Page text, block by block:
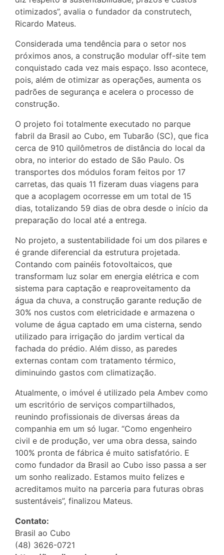
otimizados”, avalia o fundador da construtech,
Ricardo Mateus.
Considerada uma tendência para o setor nos
próximos anos, a construção modular off-site tem
conquistado cada vez mais espaço. Isso acontece,
pois, além de otimizar as operações, aumenta os
padrões de segurança e acelera o processo de
construção.
O projeto foi totalmente executado no parque
fabril da Brasil ao Cubo, em Tubarão (SC), que fica
cerca de 910 quilômetros de distância do local da
obra, no interior do estado de São Paulo. Os
transportes dos módulos foram feitos por 17
carretas, das quais 11 fizeram duas viagens para
que a acoplagem ocorresse em um total de 15
dias, totalizando 59 dias de obra desde o início da
preparação do local até a entrega.
No projeto, a sustentabilidade foi um dos pilares e
é grande diferencial da estrutura projetada.
Contando com painéis fotovoltaicos, que
transformam luz solar em energia elétrica e com
sistema para captação e reaproveitamento da
água da chuva, a construção garante redução de
30% nos custos com eletricidade e armazena o
volume de água captado em uma cisterna, sendo
utilizado para irrigação do jardim vertical da
fachada do prédio. Além disso, as paredes
externas contam com tratamento térmico,
diminuindo gastos com climatização.
Atualmente, o imóvel é utilizado pela Ambev como
um escritório de serviços compartilhados,
reunindo profissionais de diversas áreas da
companhia em um só lugar. “Como engenheiro
civil e de produção, ver uma obra dessa, saindo
100% pronta de fábrica é muito satisfatório. E
como fundador da Brasil ao Cubo isso passa a ser
um sonho realizado. Estamos muito felizes e
acreditamos muito na parceria para futuras obras
sustentáveis”, finalizou Mateus.
Contato:
Brasil ao Cubo
(48) 3626-0721